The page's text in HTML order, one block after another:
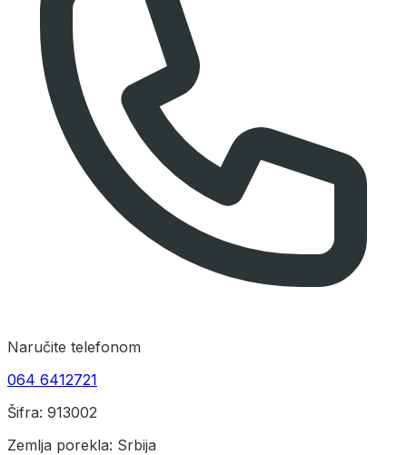
Naručite telefonom
064 6412721
Šifra: 913002
Zemlja porekla: Srbija